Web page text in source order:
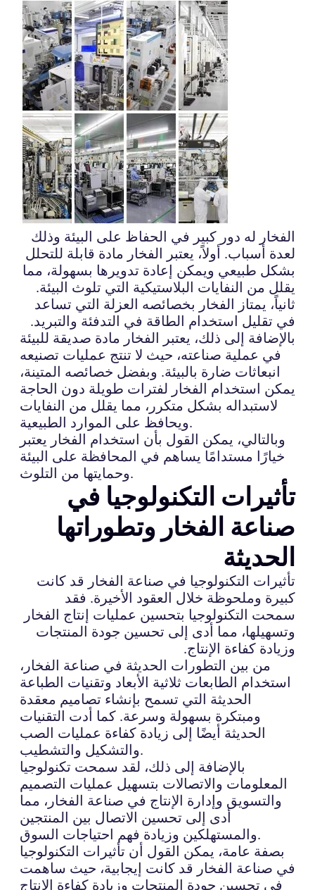
الفخار له دور كبير في الحفاظ على البيئة وذلك
لعدة أسباب. أولاً، يعتبر الفخار مادة قابلة للتحلل
بشكل طبيعي ويمكن إعادة تدويرها بسهولة، مما
يقلل من النفايات البلاستيكية التي تلوث البيئة.
ثانياً، يمتاز الفخار بخصائصه العزلة التي تساعد
في تقليل استخدام الطاقة في التدفئة والتبريد.
بالإضافة إلى ذلك، يعتبر الفخار مادة صديقة للبيئة
في عملية صناعته، حيث لا تنتج عمليات تصنيعه
انبعاثات ضارة بالبيئة. وبفضل خصائصه المتينة،
يمكن استخدام الفخار لفترات طويلة دون الحاجة
لاستبداله بشكل متكرر، مما يقلل من النفايات
ويحافظ على الموارد الطبيعية.
وبالتالي، يمكن القول بأن استخدام الفخار يعتبر
خيارًا مستدامًا يساهم في المحافظة على البيئة
وحمايتها من التلوث.
تأثيرات التكنولوجيا في
صناعة الفخار وتطوراتها
الحديثة
تأثيرات التكنولوجيا في صناعة الفخار قد كانت
كبيرة وملحوظة خلال العقود الأخيرة. فقد
سمحت التكنولوجيا بتحسين عمليات إنتاج الفخار
وتسهيلها، مما أدى إلى تحسين جودة المنتجات
وزيادة كفاءة الإنتاج.
من بين التطورات الحديثة في صناعة الفخار،
استخدام الطابعات ثلاثية الأبعاد وتقنيات الطباعة
الحديثة التي تسمح بإنشاء تصاميم معقدة
ومبتكرة بسهولة وسرعة. كما أدت التقنيات
الحديثة أيضًا إلى زيادة كفاءة عمليات الصب
والتشكيل والتشطيب.
بالإضافة إلى ذلك، لقد سمحت تكنولوجيا
المعلومات والاتصالات بتسهيل عمليات التصميم
والتسويق وإدارة الإنتاج في صناعة الفخار، مما
أدى إلى تحسين الاتصال بين المنتجين
والمستهلكين وزيادة فهم احتياجات السوق.
بصفة عامة، يمكن القول أن تأثيرات التكنولوجيا
في صناعة الفخار قد كانت إيجابية، حيث ساهمت
في تحسين جودة المنتجات وزيادة كفاءة الإنتاج